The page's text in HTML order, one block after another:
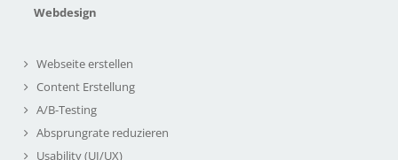
Webdesign
Webseite erstellen
Content Erstellung
A/B-Testing
Absprungrate reduzieren
Usability (UI/UX)